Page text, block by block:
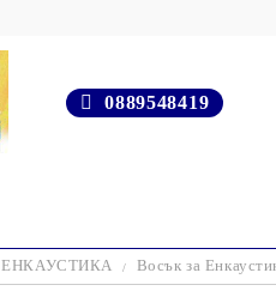
0889548419
ЕНКАУСТИКА Восък за